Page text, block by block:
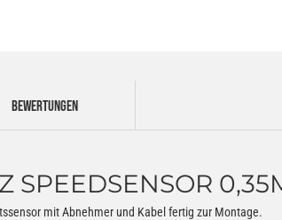
BEWERTUNGEN
SPEEDSENSOR
mit Abnehmer und Kabel fertig zur Montage.